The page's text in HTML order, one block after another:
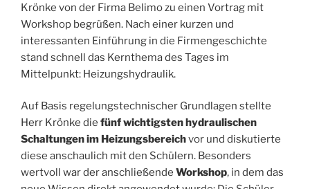
Krönke von der Firma Belimo zu einen Vortrag mit
Workshop begrüßen. Nach einer kurzen und
interessanten Einführung in die Firmengeschichte
stand schnell das Kernthema des Tages im
Mittelpunkt: Heizungshydraulik.
Auf Basis regelungstechnischer Grundlagen stellte
Herr Krönke die fünf wichtigsten hydraulischen
Schaltungen im Heizungsbereichvor und diskutierte
diese anschaulich mit den Schülern. Besonders
wertvoll war der anschließende Workshop, in dem das